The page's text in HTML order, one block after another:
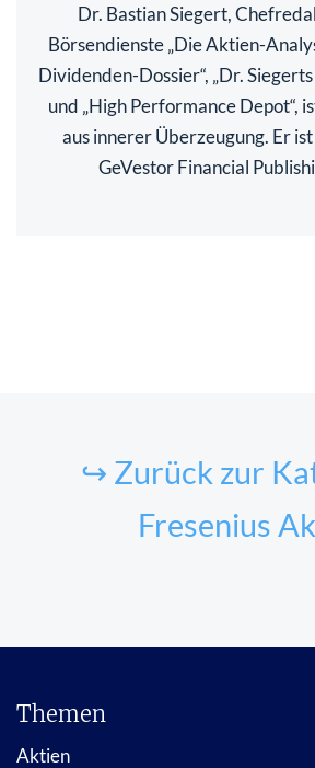
Dr. Bastian Siegert,
Börsendienste „Die Aktien-
Dividenden-Dossier“, „Dr.
und „High Performance Depot“,
aus innerer Überzeugung. Er
GeVestor Financial
↪ Zurück zur
Fresenius
Themen
Aktien